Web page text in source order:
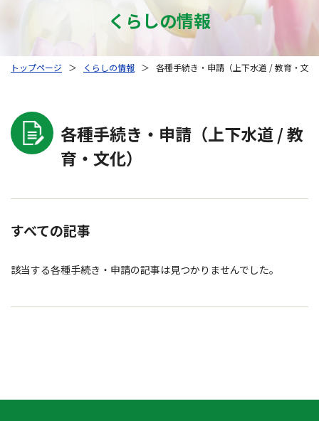
くらしの情報
トップページ ＞ くらしの情報 ＞ 各種手続き・申請（上下水道 / 教育・文
各種手続き・申請（上下水道 / 教
育・文化）
すべての記事
該当する各種手続き・申請の記事は見つかりませんでした。